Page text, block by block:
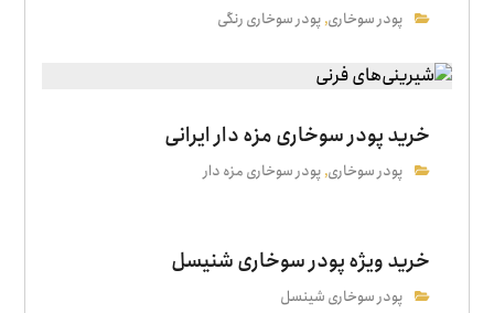
پودر سوخاری,پودر سوخاری رنگی
خرید پودر سوخاری مزه دار ایرانی
پودر سوخاری,پودر سوخاری مزه دار
خرید ویژه پودر سوخاری شنیسل
پودر سوخاری شینسل